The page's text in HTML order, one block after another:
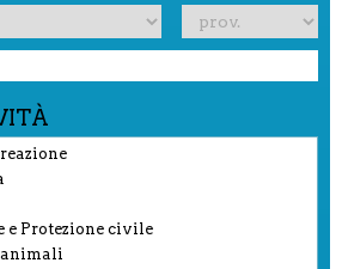
e Protezione civile
animali